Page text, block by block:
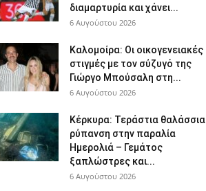
διαμαρτυρία και χάνει...
6 Αυγούστου 2026
Καλομοίρα: Οι οικογενειακές
στιγμές με τον σύζυγό της
Γιώργο Μπούσαλη στη...
6 Αυγούστου 2026
Κέρκυρα: Τεράστια θαλάσσια
ρύπανση στην παραλία
Ημερολιά – Γεμάτος
ξαπλώστρες και...
6 Αυγούστου 2026